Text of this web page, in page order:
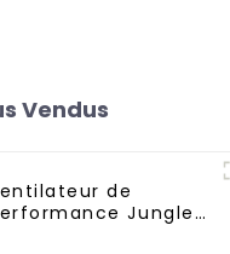
Vendus
de
Jungle